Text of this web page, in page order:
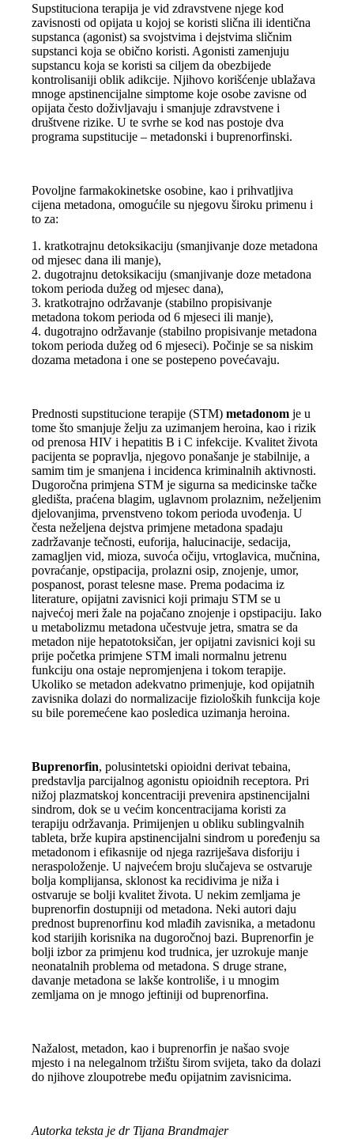
Supstituciona terapija je vid zdravstvene njege kod
zavisnosti od opijata u kojoj se koristi slična ili identična
supstanca (agonist) sa svojstvima i dejstvima sličnim
supstanci koja se obično koristi. Agonisti zamenjuju
supstancu koja se koristi sa ciljem da obezbijede
kontrolisaniji oblik adikcije. Njihovo korišćenje ublažava
mnoge apstinencijalne simptome koje osobe zavisne od
opijata često doživljavaju i smanjuje zdravstvene i
društvene rizike. U te svrhe se kod nas postoje dva
programa supstitucije – metadonski i buprenorfinski.
Povoljne farmakokinetske osobine, kao i prihvatljiva
cijena metadona, omogućile su njegovu široku primenu i
to za:
1. kratkotrajnu detoksikaciju (smanjivanje doze metadona
od mjesec dana ili manje),
2. dugotrajnu detoksikaciju (smanjivanje doze metadona
tokom perioda dužeg od mjesec dana),
3. kratkotrajno održavanje (stabilno propisivanje
metadona tokom perioda od 6 mjeseci ili manje),
4. dugotrajno održavanje (stabilno propisivanje metadona
tokom perioda dužeg od 6 mjeseci). Počinje se sa niskim
dozama metadona i one se postepeno povećavaju.
Prednosti supstitucione terapije (STM)metadonom je u
tome što smanjuje želju za uzimanjem heroina, kao i rizik
od prenosa HIV i hepatitis B i C infekcije. Kvalitet života
pacijenta se popravlja, njegovo ponašanje je stabilnije, a
samim tim je smanjena i incidenca kriminalnih aktivnosti.
Dugoročna primjena STM je sigurna sa medicinske tačke
gledišta, praćena blagim, uglavnom prolaznim, neželjenim
djelovanjima, prvenstveno tokom perioda uvođenja. U
česta neželjena dejstva primjene metadona spadaju
zadržavanje tečnosti, euforija, halucinacije, sedacija,
zamagljen vid, mioza, suvoća očiju, vrtoglavica, mučnina,
povraćanje, opstipacija, prolazni osip, znojenje, umor,
pospanost, porast telesne mase. Prema podacima iz
literature, opijatni zavisnici koji primaju STM se u
najvećoj meri žale na pojačano znojenje i opstipaciju. Iako
u metabolizmu metadona učestvuje jetra, smatra se da
metadon nije hepatotoksičan, jer opijatni zavisnici koji su
prije početka primjene STM imali normalnu jetrenu
funkciju ona ostaje nepromjenjena i tokom terapije.
Ukoliko se metadon adekvatno primenjuje, kod opijatnih
zavisnika dolazi do normalizacije fizioloških funkcija koje
su bile poremećene kao posledica uzimanja heroina.
Buprenorfin, polusintetski opioidni derivat tebaina,
predstavlja parcijalnog agonistu opioidnih receptora. Pri
nižoj plazmatskoj koncentraciji prevenira apstinencijalni
sindrom, dok se u većim koncentracijama koristi za
terapiju održavanja. Primijenjen u obliku sublingvalnih
tableta, brže kupira apstinencijalni sindrom u poređenju sa
metadonom i efikasnije od njega razriješava disforiju i
neraspoloženje. U najvećem broju slučajeva se ostvaruje
bolja komplijansa, sklonost ka recidivima je niža i
ostvaruje se bolji kvalitet života. U nekim zemljama je
buprenorfin dostupniji od metadona. Neki autori daju
prednost buprenorfinu kod mlađih zavisnika, a metadonu
kod starijih korisnika na dugoročnoj bazi. Buprenorfin je
bolji izbor za primjenu kod trudnica, jer uzrokuje manje
neonatalnih problema od metadona. S druge strane,
davanje metadona se lakše kontroliše, i u mnogim
zemljama on je mnogo jeftiniji od buprenorfina.
Nažalost, metadon, kao i buprenorfin je našao svoje
mjesto i na nelegalnom tržištu širom svijeta, tako da dolazi
do njihove zloupotrebe među opijatnim zavisnicima.
Autorka teksta je dr Tijana Brandmajer